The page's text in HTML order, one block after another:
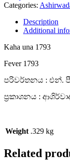
Categories:
Description
Additional
Kaha una 1793
Fever 1793
පරිවර්තනය : එන්. පී.
ප්‍රකාශනය : ආශිර්වාද
Weight .329 kg
Related